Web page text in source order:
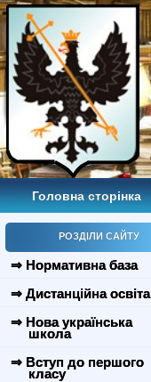
Головна сторінка
РОЗДІЛИ САЙТУ
⇒ Нормативна база
⇒ Дистанційна освіта
⇒ Нова українська
школа
⇒ Вступ до першого
класу